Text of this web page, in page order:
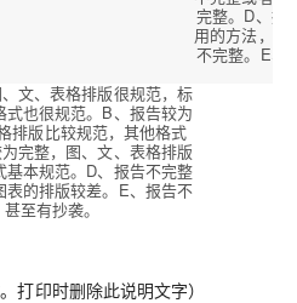
完整。D、报
用的方法，几
不完整。E、
文、表格排版很规范，标
也很规范。B、报告较为
排版比较规范，其他格式
完整，图、文、表格排版
本规范。D、报告不完整
表的排版较差。E、报告不
至有抄袭。
打印时删除此说明文字）